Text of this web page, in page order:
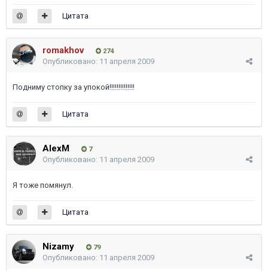
Цитата
romakhov 274
Опубликовано: 11 апреля 2009
Подниму стопку за упокой!!!!!!!!!!!!!!
Цитата
AlexM 7
Опубликовано: 11 апреля 2009
Я тоже помянул.
Цитата
Nizamy 79
Опубликовано: 11 апреля 2009